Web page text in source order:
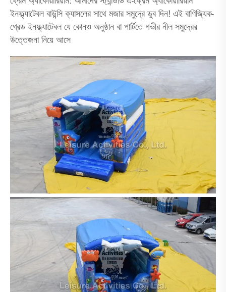
ইনফ্ল্যাটেবল বাউন্সি ক্যাসলের সাথে মজার সমুদ্রে ডুব দিন! এই বাণিজ্যিক-
গ্রেড ইনফ্ল্যাটেবল যে কোনও অনুষ্ঠান বা পার্টিতে গভীর নীল সমুদ্রের
উত্তেজনা নিয়ে আসে